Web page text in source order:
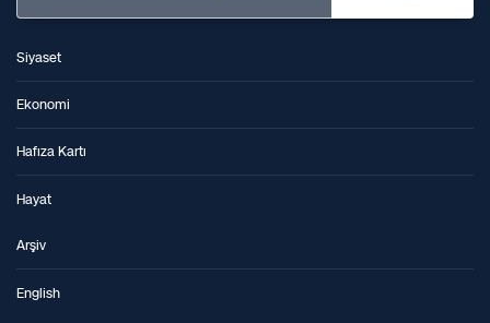
Siyaset
Ekonomi
Hafıza Kartı
Hayat
Arşiv
English